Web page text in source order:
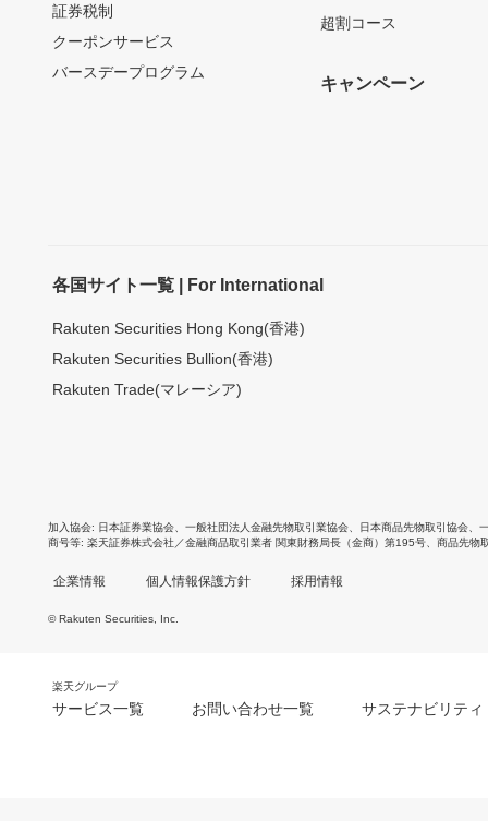
証券税制
クーポンサービス
バースデープログラム
超割コース
キャンペーン
各国サイト一覧 | For International
Rakuten Securities Hong Kong(香港)
Rakuten Securities Bullion(香港)
Rakuten Trade(マレーシア)
加入協会 日本証券業協会 一般社団法人金融先物取引業協会 日本商品先物取引協会
商号等 楽天証券株式会社／金融商品取引業者 関東財務局長（金商）第195号、商品先物
企業情報 個人情報保護方針 採用情報
© Rakuten Securities, Inc.
楽天グループ
サービス一覧 お問い合わせ一覧 サステナビリティ